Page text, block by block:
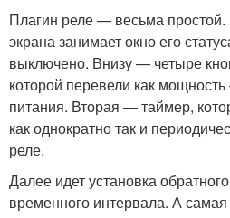
Плагин реле — весьма
экрана занимает окно его
выключено. Внизу — четыре
которой перевели как
питания. Вторая — таймер,
как однократно так и
реле.
Далее идет установка
временного интервала. А